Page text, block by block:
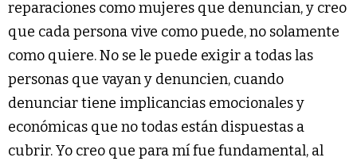
reparaciones como mujeres que denuncian, y creo
que cada persona vive como puede, no solamente
como quiere. No se le puede exigir a todas las
personas que vayan y denuncien, cuando
denunciar tiene implicancias emocionales y
económicas que no todas están dispuestas a
cubrir. Yo creo que para mí fue fundamental, al